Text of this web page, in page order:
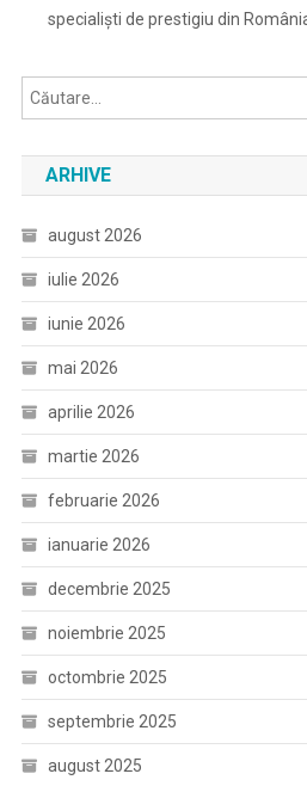
specialiști de prestigiu din
ARHIVE
august 2026
iulie 2026
iunie 2026
mai 2026
aprilie 2026
martie 2026
februarie 2026
ianuarie 2026
decembrie 2025
noiembrie 2025
octombrie 2025
septembrie 2025
august 2025